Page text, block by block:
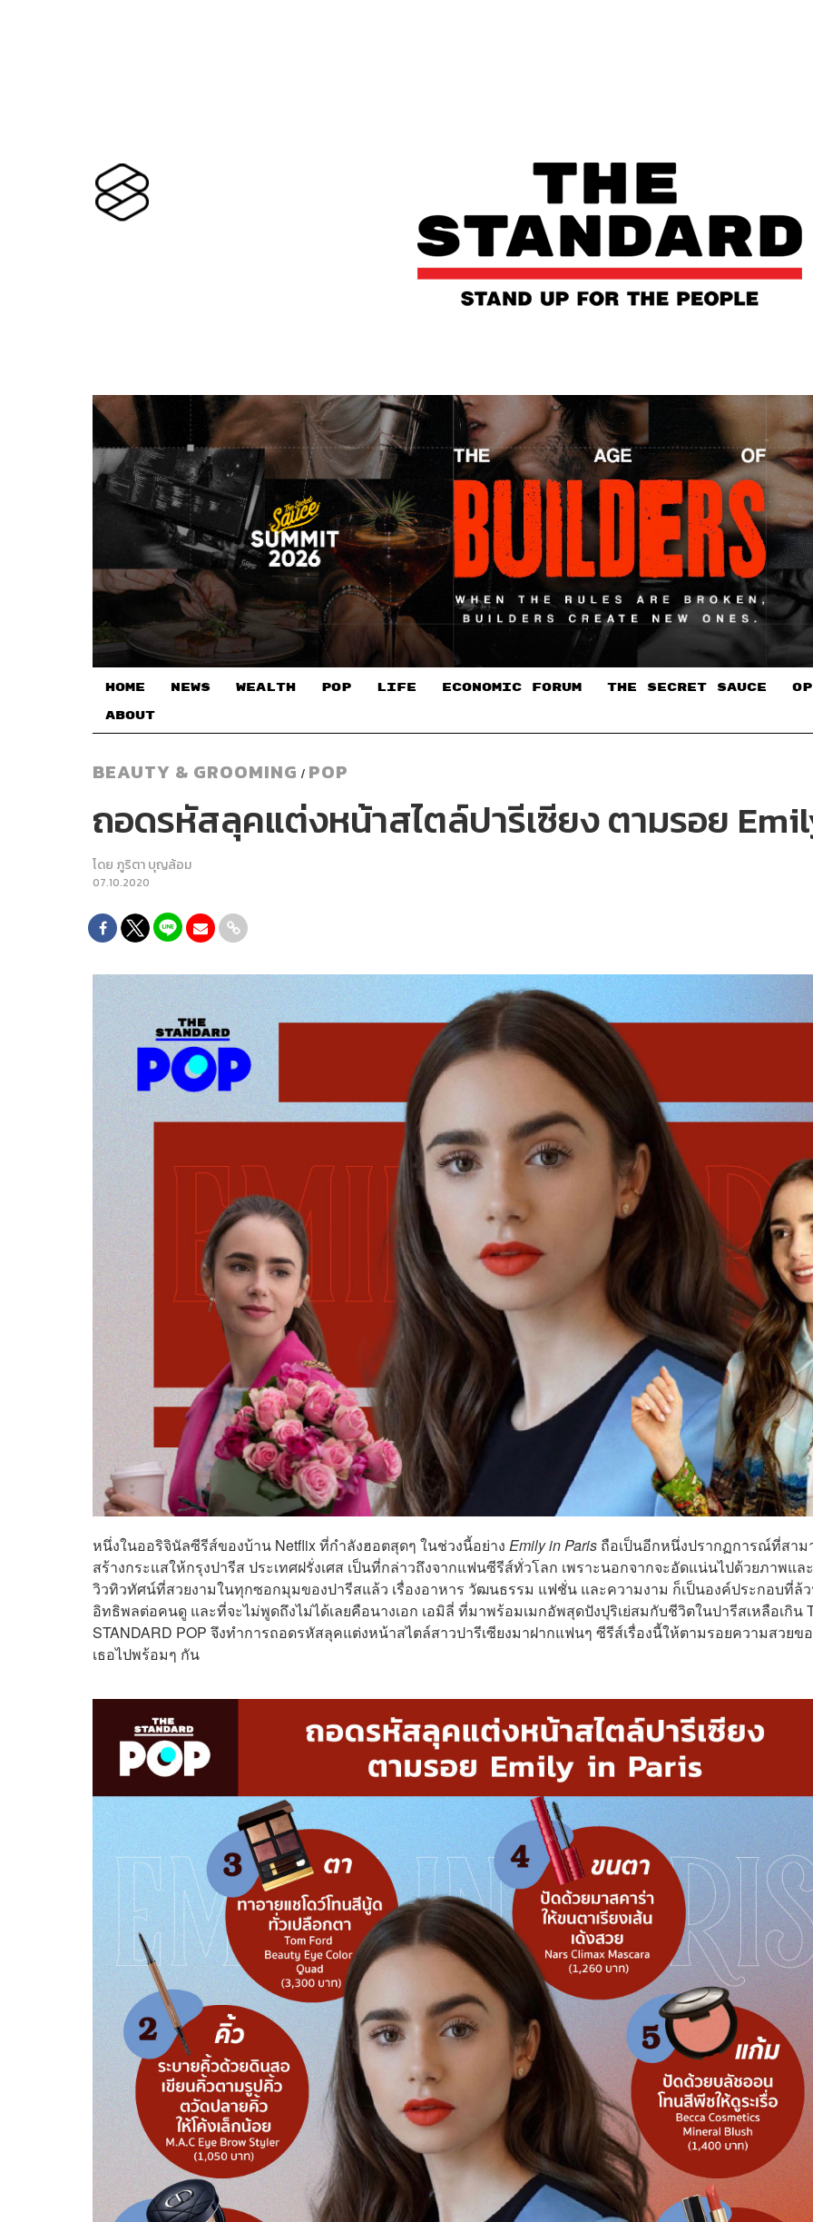
HOME NEWS WEALTH POP LIFE ECONOMIC FORUM THE SECRET SAUCE​
ABOUT
BEAUTY & GROOMING / POP
ถอดรหัสลุคแต่งหน้าสไตล์ปารีเซียง ตามรอย
โดย ภูริตา บุญล้อม
07.10.2020
หนึ่งในออริจินัลซีรีส์ของบ้าน Netflix ที่กำลังฮอตสุดๆ ในช่วงนี้อย่าง Emily in Paris ถือเป็นอีกหนึ่งปรากฏการณ์ที่สาม
สร้างกระแสให้กรุงปารีส ประเทศฝรั่งเศส เป็นที่กล่าวถึงจากแฟนซีรีส์ทั่วโลก เพราะนอกจากจะอัดแน่นไปด้วยภาพแล
วิวทิวทัศน์ที่สวยงามในทุกซอกมุมของปารีสแล้ว เรื่องอาหาร วัฒนธรรม แฟชั่น และความงาม ก็เป็นองค์ประกอบที่ล้
อิทธิพลต่อคนดู และที่จะไม่พูดถึงไม่ได้เลยคือนางเอก เอมิลี่ ที่มาพร้อมเมกอัพสุดปังปุริเย่สมกับชีวิตในปารีสเหลือเกิน
STANDARD POP จึงทำการถอดรหัสลุคแต่งหน้าสไตล์สาวปารีเซียงมาฝากแฟนๆ ซีรีส์เรื่องนี้ให้ตามรอยความสวยข
เธอไปพร้อมๆ กัน